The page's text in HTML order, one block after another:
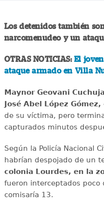
Los detenidos también
narcomenudeo y un
OTRAS NOTICIAS: El
ataque armado en Villa
Maynor Geovani
José Abel López Gómez,
de su víctima, pero
capturados minutos
Según la Policía Nacional
habrían despojado de un
colonia Lourdes, en la
fueron interceptados poco
comisaría 13.